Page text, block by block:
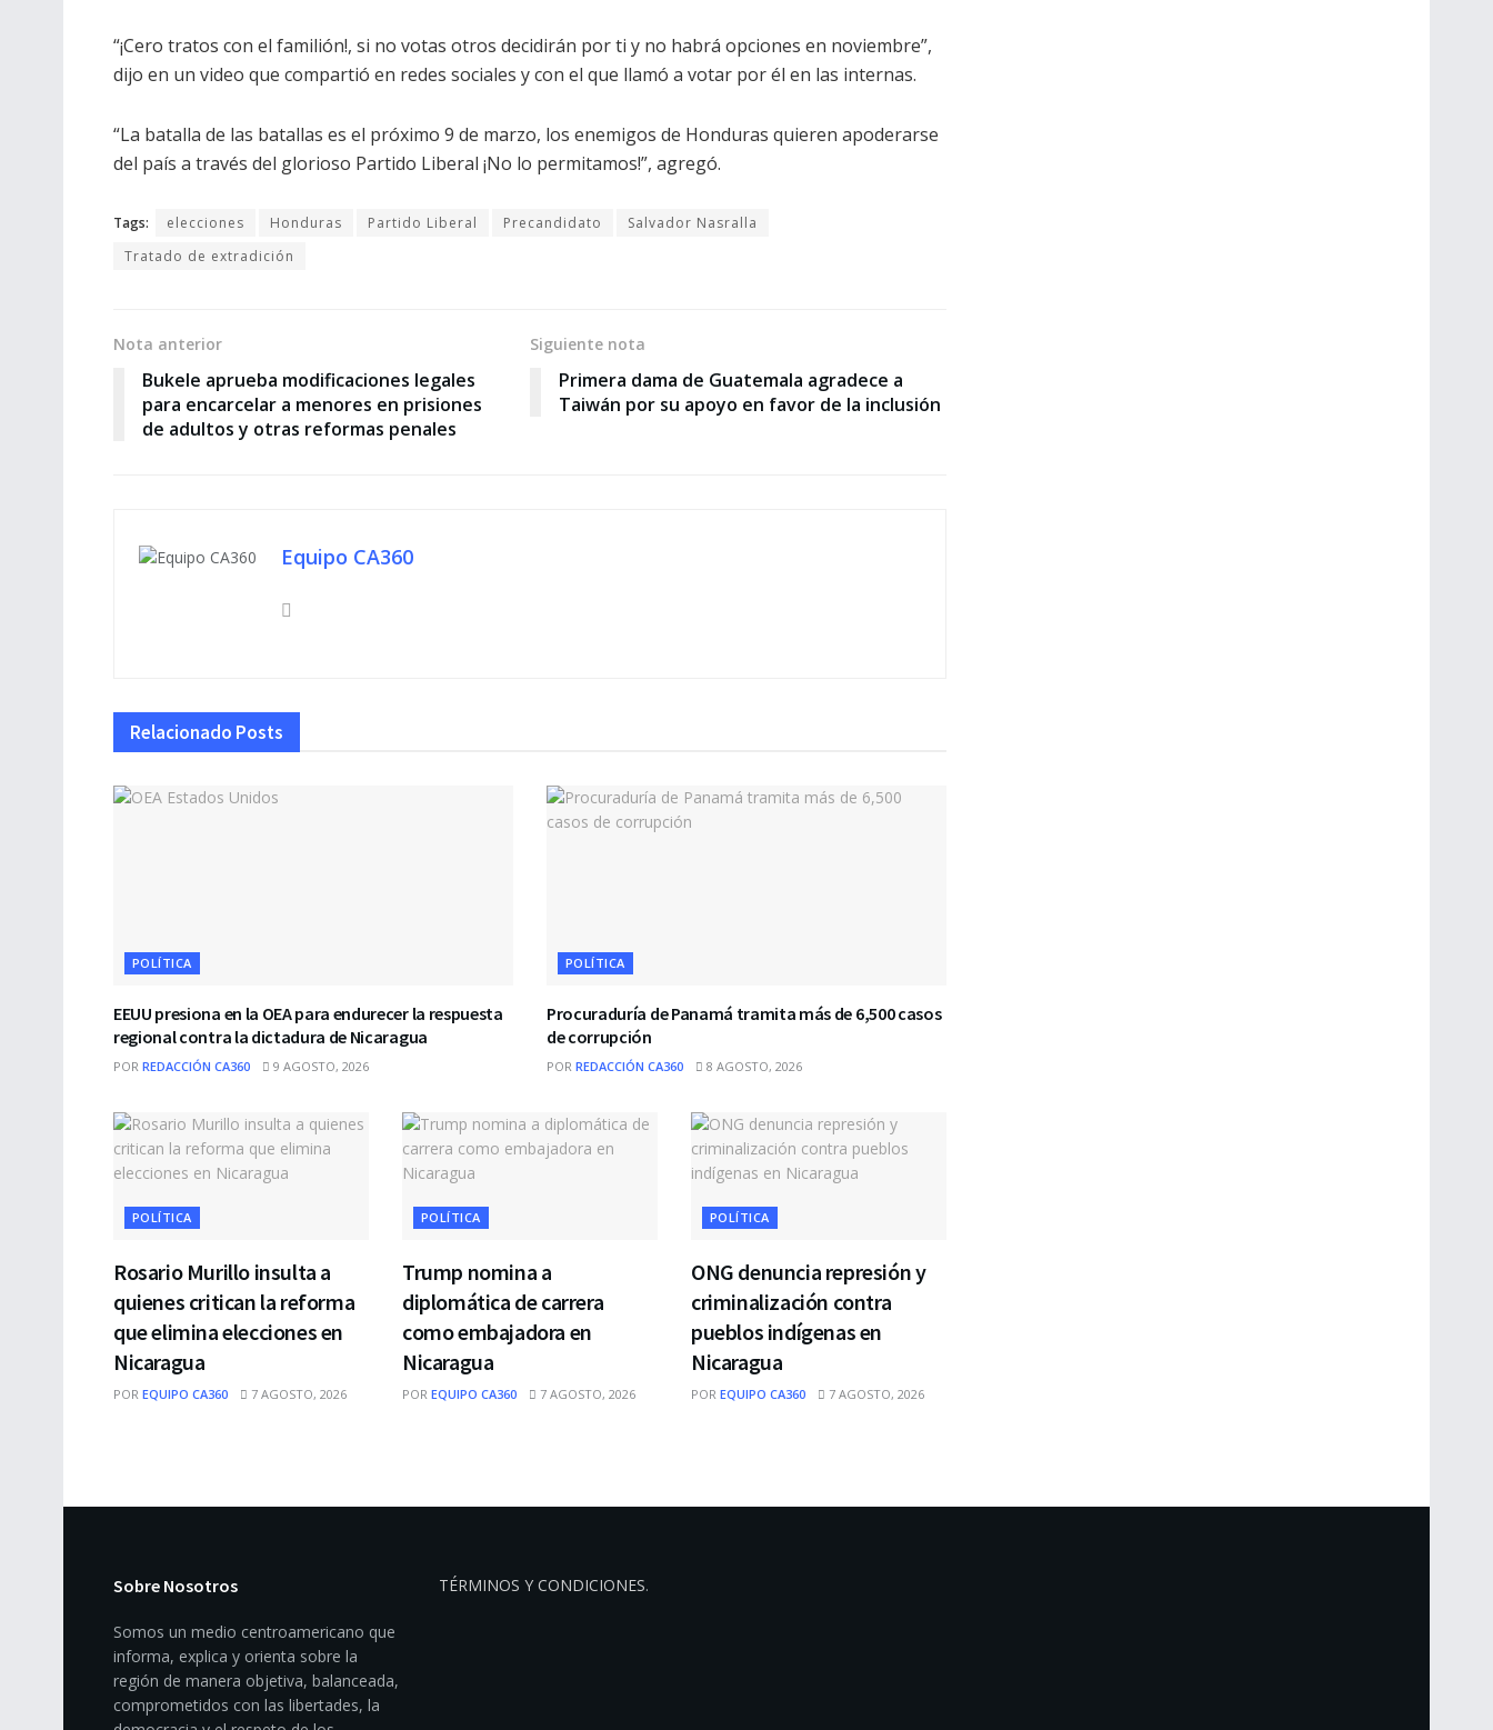
“¡Cero tratos con el familión!, si no votas otros decidirán por ti y no habrá opciones en noviembre”,
dijo en un video que compartió en redes sociales y con el que llamó a votar por él en las internas.
“La batalla de las batallas es el próximo 9 de marzo, los enemigos de Honduras quieren apoderarse
del país a través del glorioso Partido Liberal ¡No lo permitamos!”, agregó.
Tags: elecciones Honduras Partido Liberal Precandidato
Salvador Nasralla
Tratado de extradición
Nota anterior
Bukele aprueba modificaciones legales
para encarcelar a menores en prisiones
de adultos y otras reformas penales
Siguiente nota
Primera dama de Guatemala agradece a
Taiwán por su apoyo en favor de la inclusión
Equipo CA360
Relacionado Posts
POLÍTICA
EEUU presiona en la OEA para endurecer la respuesta
regional contra la dictadura de Nicaragua
POR REDACCIÓN CA360 9 AGOSTO, 2026
POLÍTICA
Procuraduría de Panamá tramita más de 6,500 casos
de corrupción
POR REDACCIÓN CA360 8 AGOSTO, 2026
POLÍTICA
Rosario Murillo insulta a
quienes critican la reforma
que elimina elecciones en
Nicaragua
POR EQUIPO CA360 7 AGOSTO, 2026
POLÍTICA
Trump nomina a
diplomática de carrera
como embajadora en
Nicaragua
POR EQUIPO CA360 7 AGOSTO, 2026
POLÍTICA
ONG denuncia represión y
criminalización contra
pueblos indígenas en
Nicaragua
POR EQUIPO CA360 7 AGOSTO, 2026
Sobre Nosotros
Somos un medio centroamericano que
informa, explica y orienta sobre la
región de manera objetiva, balanceada,
comprometidos con las libertades, la
TÉRMINOS Y CONDICIONES.